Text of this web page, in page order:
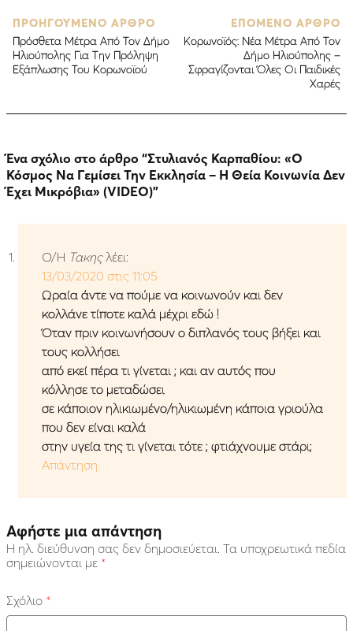
ΠΡΟΗΓΟΥΜΕΝΟ ΑΡΘΡΟ
Πρόσθετα Μέτρα Από Τον Δήμο
Ηλιούπολης Για Την Πρόληψη
Εξάπλωσης Του Κορωνοϊού
ΕΠΟΜΕΝΟ ΑΡΘΡΟ
Κορωνοϊός: Νέα Μέτρα Από Τον
Δήμο Ηλιούπολης –
Σφραγίζονται Όλες Οι Παιδικές
Χαρές
Ένα σχόλιο στο άρθρο “Στυλιανός Καρπαθίου: «Ο
Κόσμος Να Γεμίσει Την Εκκλησία – Η Θεία Κοινωνία Δεν
Έχει Μικρόβια» (VIDEO)”
Ο/Η Τακης λέει:
13/03/2020 στις 11:05
Ωραία άντε να πούμε να κοινωνούν και δεν
κολλάνε τίποτε καλά μέχρι εδώ !
Όταν πριν κοινωνήσουν ο διπλανός τους βήξει και
τους κολλήσει
από εκεί πέρα τι γίνεται ; και αν αυτός που
κόλλησε το μεταδώσει
σε κάποιον ηλικιωμένο/ηλικιωμένη κάποια γριούλα
που δεν είναι καλά
στην υγεία της τι γίνεται τότε ; φτιάχνουμε στάρι;
Απάντηση
Αφήστε μια απάντηση
Η ηλ. διεύθυνση σας δεν δημοσιεύεται. Τα υποχρεωτικά πεδία
σημειώνονται με *
Σχόλιο *